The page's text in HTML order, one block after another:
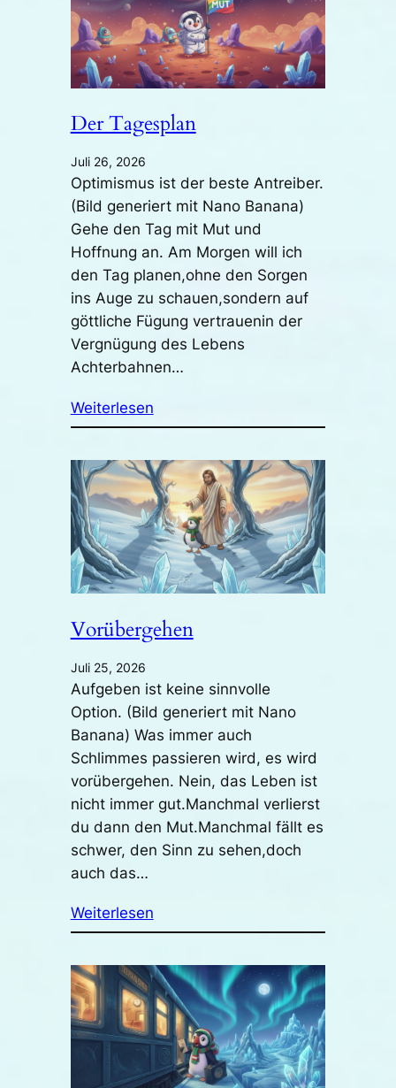
Der Tagesplan
Juli 26, 2026
Optimismus ist der beste Antreiber.
(Bild generiert mit Nano Banana)
Gehe den Tag mit Mut und
Hoffnung an. Am Morgen will ich
den Tag planen,ohne den Sorgen
ins Auge zu schauen,sondern auf
göttliche Fügung vertrauenin der
Vergnügung des Lebens
Achterbahnen…
Weiterlesen
Vorübergehen
Juli 25, 2026
Aufgeben ist keine sinnvolle
Option. (Bild generiert mit Nano
Banana) Was immer auch
Schlimmes passieren wird, es wird
vorübergehen. Nein, das Leben ist
nicht immer gut.Manchmal verlierst
du dann den Mut.Manchmal fällt es
schwer, den Sinn zu sehen,doch
auch das…
Weiterlesen